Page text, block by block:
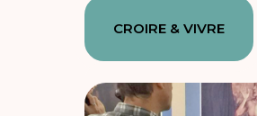
CROIRE & VIVRE